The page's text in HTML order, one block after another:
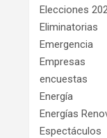
Elecciones
Eliminatorias
Emergencia
Empresas
encuestas
Energía
Energías
Espectáculos